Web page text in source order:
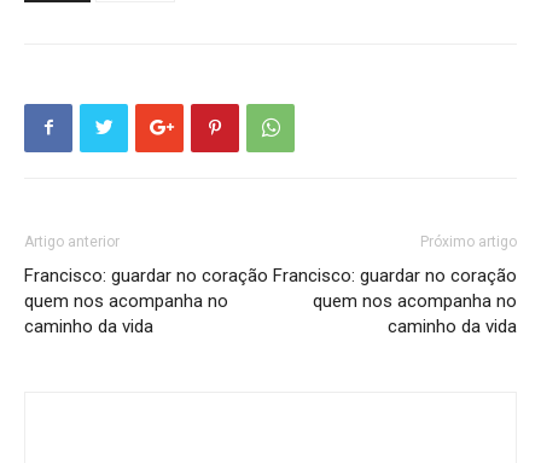
Artigo anterior
Francisco: guardar no coração
quem nos acompanha no
caminho da vida
Próximo artigo
Francisco: guardar no coração
quem nos acompanha no
caminho da vida